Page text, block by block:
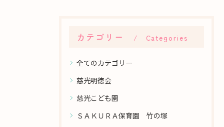
カテゴリー Categories
全てのカテゴリー
慈光明徳会
慈光こども園
ＳＡＫＵＲＡ保育園 竹の塚